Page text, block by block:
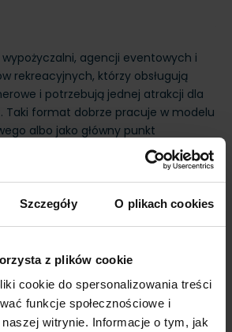
Szczegóły O plikach cookies
z plików cookie
cookie do spersonalizowania treści
funkcje społecznościowe i
witrynie. Informacje o tym, jak
agencji eventowych i
rekreacyjnych, którzy obsługują
i potrzebują jednej atrakcji dla
Taki format dobrze pracuje w modelu
albo jako główny punkt
Zgodność z normą EN14960
miejskie, szkolne i firmowe z
3-letnia gwarancja daje
i zabezpiecza inwestycję na